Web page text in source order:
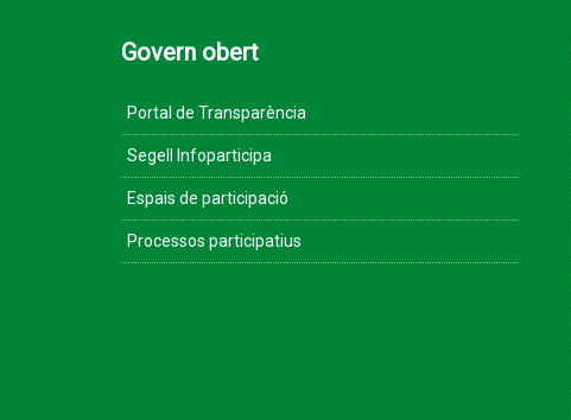
Govern obert
Portal de Transparència
Segell Infoparticipa
Espais de participació
Processos participatius